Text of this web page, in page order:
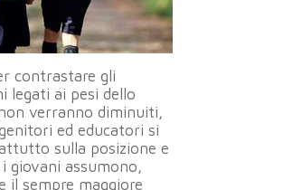
contrastare gli
legati ai pesi dello
verranno diminuiti,
ed educatori si
sulla posizione e
giovani assumono,
il sempre maggiore